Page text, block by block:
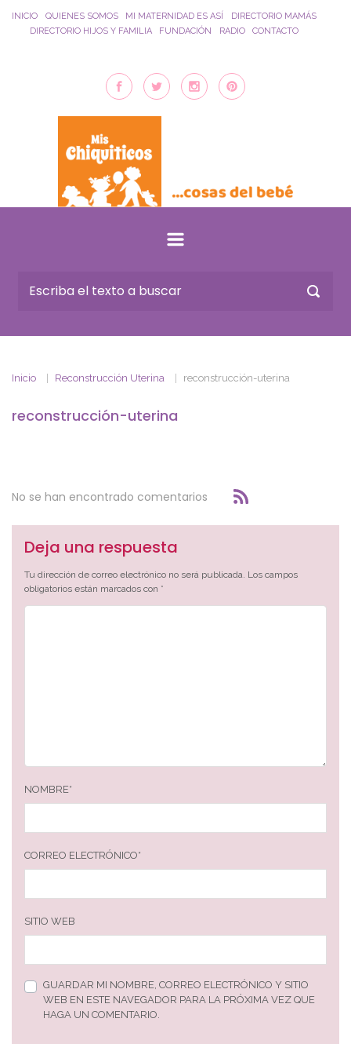
Saltar al contenido principal
INICIO QUIENES SOMOS MI MATERNIDAD ES ASÍ
DIRECTORIO MAMÁS
DIRECTORIO HIJOS Y FAMILIA
FUNDACIÓN RADIO CONTACTO
Inicio Reconstrucción Uterina reconstrucción-uterina
reconstrucción-uterina
No se han encontrado comentarios
Deja una respuesta
Tu dirección de correo electrónico no será publicada. Los campos
obligatorios están marcados con *
NOMBRE*
CORREO ELECTRÓNICO*
SITIO WEB
GUARDAR MI NOMBRE, CORREO ELECTRÓNICO Y SITIO
WEB EN ESTE NAVEGADOR PARA LA PRÓXIMA VEZ QUE
HAGA UN COMENTARIO.